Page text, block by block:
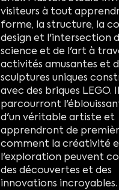
visiteurs à tout
forme, la structure, la
design et l'intersection
science et de l'art à
activités amusantes et
sculptures uniques
avec des briques LEGO.
parcourront
d'un véritable artiste et
apprendront de
comment la créativité
l'exploration peuvent
des découvertes et des
innovations incroyables.